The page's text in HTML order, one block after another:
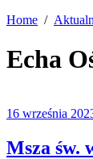
Home
Echa
16 września
Msza św.